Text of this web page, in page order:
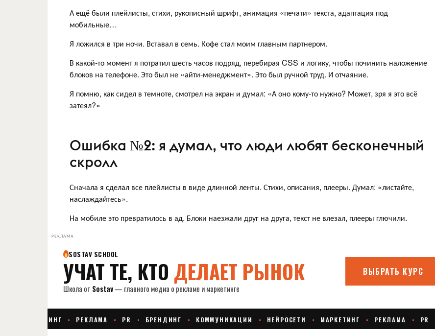
А ещё были плейлисты, стихи, рукописный шрифт, анимация «печати» текста, адаптация под
мобильные…
Я ложился в три ночи. Вставал в семь. Кофе стал моим главным партнером.
В какой-то момент я потратил шесть часов подряд, перебирая CSS и логику, чтобы починить наложение
блоков на телефоне. Это был не «айти-менеджмент». Это был ручной труд. И отчаяние.
Я помню, как сидел в темноте, смотрел на экран и думал: «А оно кому-то нужно? Может, зря я это всё
затеял?»
Ошибка №2: я думал, что люди любят бесконечный
скролл
Сначала я сделал все плейлисты в виде длинной ленты. Стихи, описания, плееры. Думал: «листайте,
наслаждайтесь».
На мобиле это превратилось в ад. Блоки наезжали друг на друга, текст не влезал, плееры глючили.
РЕКЛАМА